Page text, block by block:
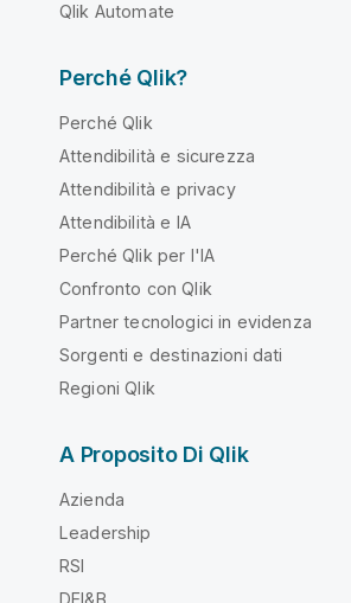
Qlik Automate
Perché Qlik?
Perché Qlik
Attendibilità e sicurezza
Attendibilità e privacy
Attendibilità e IA
Perché Qlik per l'IA
Confronto con Qlik
Partner tecnologici in evidenza
Sorgenti e destinazioni dati
Regioni Qlik
A Proposito Di Qlik
Azienda
Leadership
RSI